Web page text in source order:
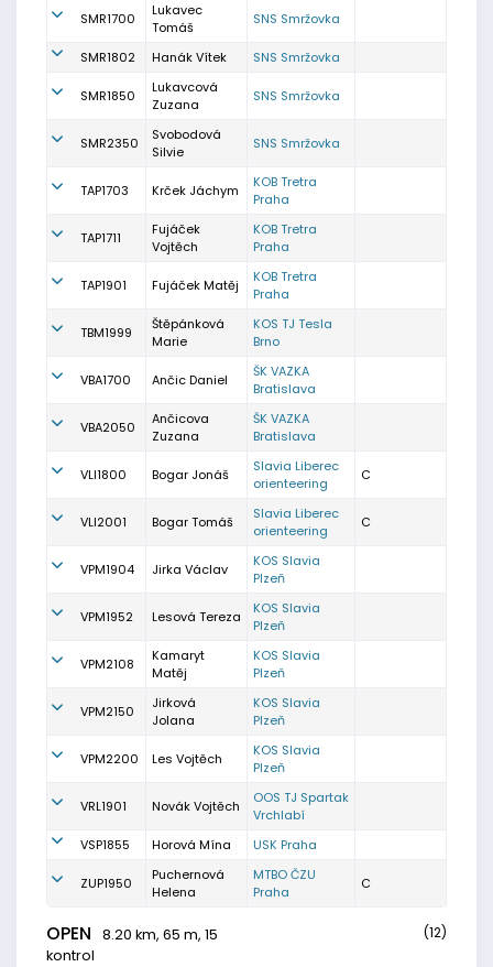
SMR1700
Lukavec
Tomáš
SNS Smržovka
SMR1802 Hanák Vítek SNS Smržovka
SMR1850
Lukavcová
Zuzana
SNS Smržovka
SMR2350
Svobodová
Silvie
SNS Smržovka
TAP1703 Krček Jáchym
KOB Tretra
Praha
TAP1711
Fujáček
Vojtěch
KOB Tretra
Praha
TAP1901 Fujáček Matěj
KOB Tretra
Praha
TBM1999
Štěpánková
Marie
KOS TJ Tesla
Brno
VBA1700 Ančic Daniel
ŠK VAZKA
Bratislava
VBA2050
Ančicova
Zuzana
ŠK VAZKA
Bratislava
VLI1800 Bogar Jonáš
Slavia Liberec
orienteering
C
VLI2001 Bogar Tomáš
Slavia Liberec
orienteering
C
VPM1904 Jirka Václav
KOS Slavia
Plzeň
VPM1952 Lesová Tereza
KOS Slavia
Plzeň
VPM2108
Kamaryt
Matěj
KOS Slavia
Plzeň
VPM2150
Jirková
Jolana
KOS Slavia
Plzeň
VPM2200 Les Vojtěch
KOS Slavia
Plzeň
VRL1901 Novák Vojtěch
OOS TJ Spartak
Vrchlabí
VSP1855
Horová Mína USK Praha
ZUP1950
Puchernová
Helena
MTBO ČZU
Praha
C
OPEN
8.20 km, 65 m, 15
kontrol
(12)